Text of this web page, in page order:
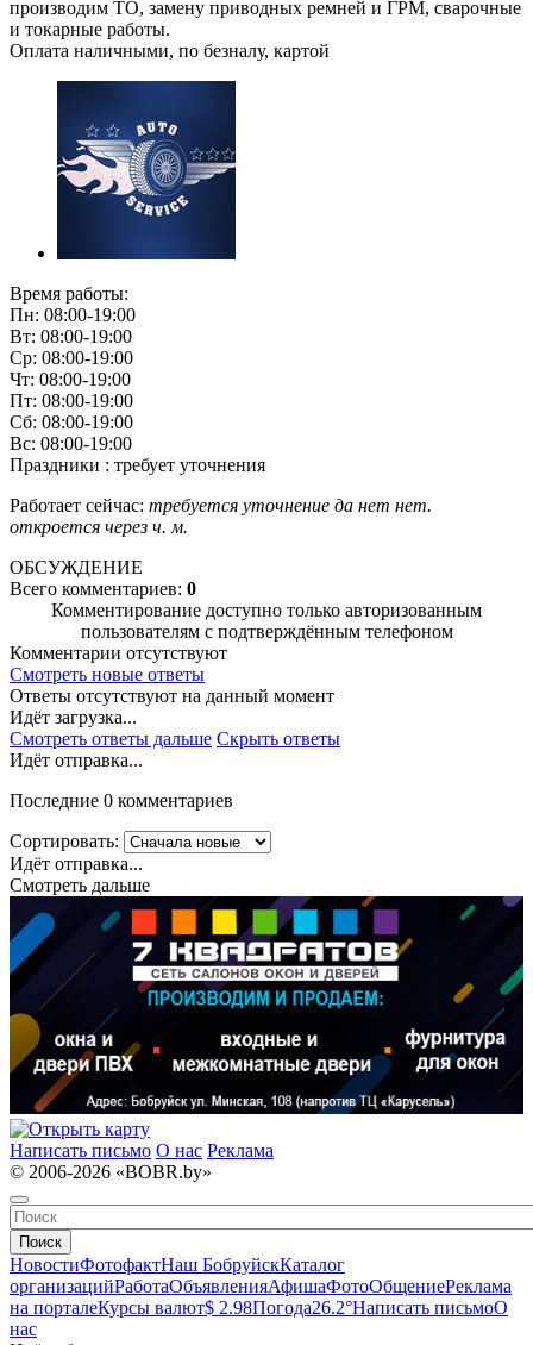
производим ТО, замену приводных ремней и ГРМ, сварочные
и токарные работы.
Оплата наличными, по безналу, картой
Время работы:
Пн: 08:00-19:00
Вт: 08:00-19:00
Ср: 08:00-19:00
Чт: 08:00-19:00
Пт: 08:00-19:00
Сб: 08:00-19:00
Вс: 08:00-19:00
Праздники : требует уточнения
Работает сейчас: требуется уточнение да нет нет.
откроется через ч. м.
ОБСУЖДЕНИЕ
Всего комментариев: 0
Комментирование доступно только авторизованным
пользователям с подтверждённым телефоном
Комментарии отсутствуют
Смотреть новые ответы
Ответы отсутствуют на данный момент
Идёт загрузка...
Смотреть ответы дальше Скрыть ответы
Идёт отправка...
Последние 0 комментариев
Сортировать:
Идёт отправка...
Смотреть дальше
Написать письмо О нас Реклама
© 2006-2026 «BOBR.by»
Поиск
НовостиФотофактНаш БобруйскКаталог
организацийРаботаОбъявленияАфишаФотоОбщениеРеклама
на порталеКурсы валют$ 2.98Погода26.2°Написать письмоО
нас